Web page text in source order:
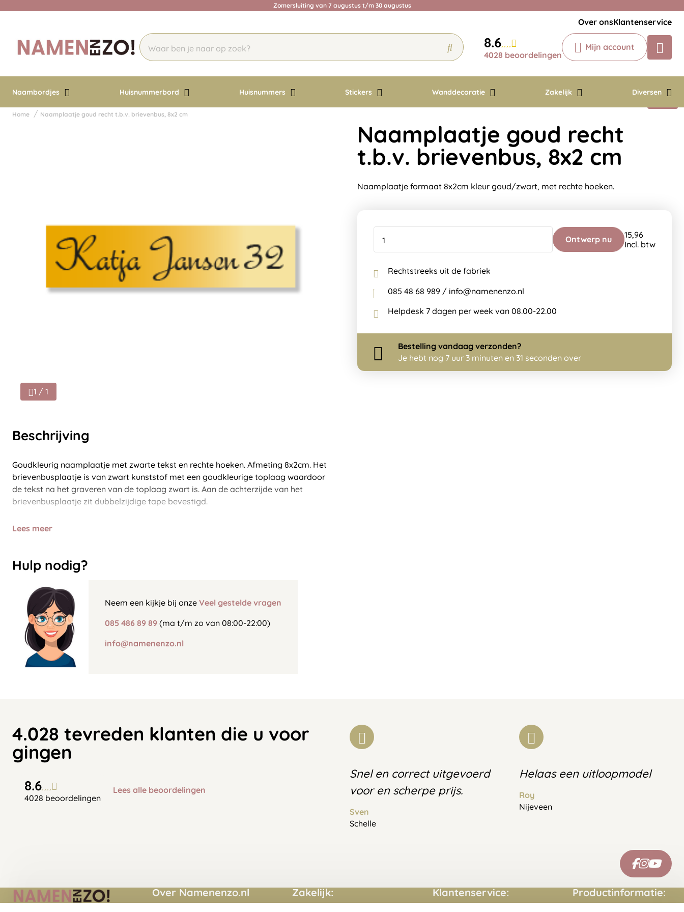
Zomersluiting van 7 augustus t/m 30 augustus
Over onsKlantenservice
8.6
4028 beoordelingen
Mijn account
Naambordjes Huisnummerbord Huisnummers Stickers Wanddecoratie Zakelijk Diversen
Chatbot
Chat 24/7 met onze chatbot voor
Contact
Home Naamplaatje goud recht t.b.v. brievenbus, 8x2 cm
1 / 1
Beschrijving
Goudkleurig naamplaatje met zwarte tekst en rechte hoeken. Afmeting 8x2cm. Het
brievenbusplaatje is van zwart kunststof met een goudkleurige toplaag waardoor
de tekst na het graveren van de toplaag zwart is. Aan de achterzijde van het
brievenbusplaatje zit dubbelzijdige tape bevestigd.
Lees meer
Hulp nodig?
Neem een kijkje bij onze Veel gestelde vragen
085 486 89 89 (ma t/m zo van 08:00-22:00)
info@namenenzo.nl
Naamplaatje goud recht
t.b.v. brievenbus, 8x2 cm
Naamplaatje formaat 8x2cm kleur goud/zwart, met rechte hoeken.
Ontwerp nu
15,96
Incl. btw
Rechtstreeks uit de fabriek
085 48 68 989 / info@namenenzo.nl
Helpdesk 7 dagen per week van 08.00-22.00
Bestelling vandaag verzonden?
Je hebt nog 7 uur 3 minuten en 31 seconden over
4.028 tevreden klanten die u voor
gingen
8.6
4028 beoordelingen
Lees alle beoordelingen
Snel en correct uitgevoerd
voor en scherpe prijs.
Sven
Schelle
Helaas een uitloopmodel
Roy
Nijeveen
Over Namenenzo.nl Zakelijk: Klantenservice: Productinformatie: